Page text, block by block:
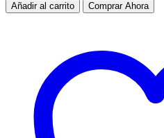
Añadir al carrito Comprar Ahora